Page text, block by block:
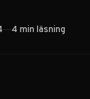
4 min läsning